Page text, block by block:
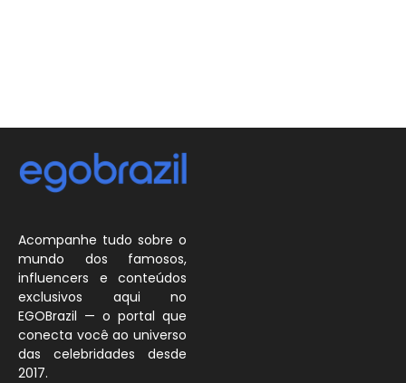
Acompanhe tudo sobre o
mundo dos famosos,
influencers e conteúdos
exclusivos aqui no
EGOBrazil — o portal que
conecta você ao universo
das celebridades desde
2017.